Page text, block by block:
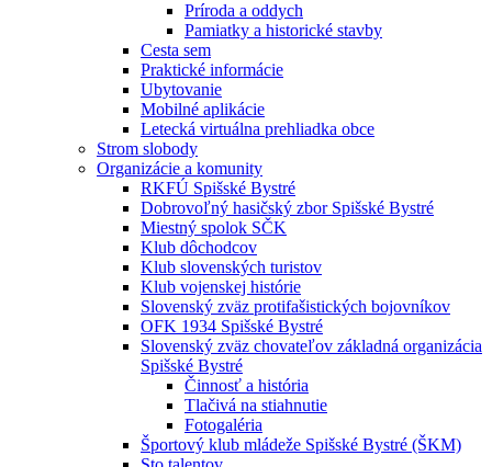
Príroda a oddych
Pamiatky a historické stavby
Cesta sem
Praktické informácie
Ubytovanie
Mobilné aplikácie
Letecká virtuálna prehliadka obce
Strom slobody
Organizácie a komunity
RKFÚ Spišské Bystré
Dobrovoľný hasičský zbor Spišské Bystré
Miestný spolok SČK
Klub dôchodcov
Klub slovenských turistov
Klub vojenskej histórie
Slovenský zväz protifašistických bojovníkov
OFK 1934 Spišské Bystré
Slovenský zväz chovateľov základná organizácia
Spišské Bystré
Činnosť a história
Tlačivá na stiahnutie
Fotogaléria
Športový klub mládeže Spišské Bystré (ŠKM)